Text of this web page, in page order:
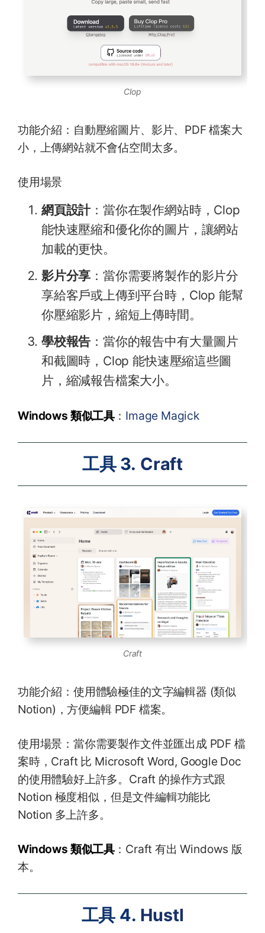
Clop
功能介紹：自動壓縮圖片、影片、PDF 檔案大
小，上傳網站就不會佔空間太多。
使用場景
網頁設計：當你在製作網站時，Clop
能快速壓縮和優化你的圖片，讓網站
加載的更快。
影片分享 ：當你需要將製作的影片分
享給客戶或上傳到平台時，Clop 能幫
你壓縮影片，縮短上傳時間。
學校報告 ：當你的報告中有大量圖片
和截圖時，Clop 能快速壓縮這些圖
片，縮減報告檔案大小。
Windows 類似工具： Image Magick
工具 3. Craft
Craft
功能介紹：使用體驗極佳的文字編輯器 (類似
Notion)，方便編輯 PDF 檔案。
使用場景：當你需要製作文件並匯出成 PDF 檔
案時，Craft 比 Microsoft Word, Google Doc
的使用體驗好上許多。Craft 的操作方式跟
Notion 極度相似，但是文件編輯功能比
Notion 多上許多。
Windows 類似工具：Craft 有出 Windows 版
本。
工具 4. Hustl